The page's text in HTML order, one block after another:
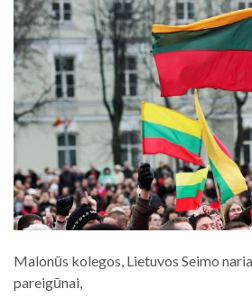
Malonūs kolegos, Lietuvos Seimo
pareigūnai,